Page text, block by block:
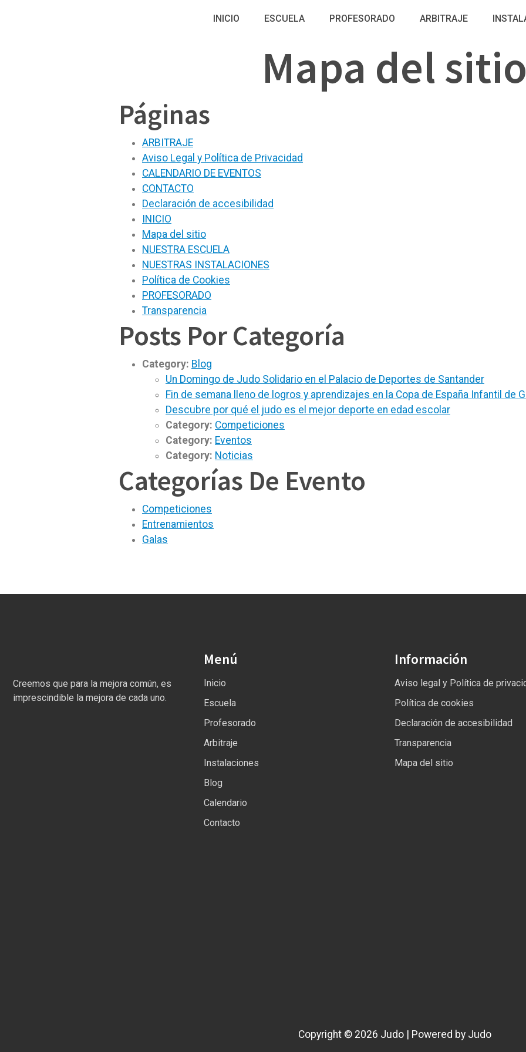
INICIO ESCUELA PROFESORADO ARBITRAJE
Mapa del sitio
Páginas
ARBITRAJE
Aviso Legal y Política de Privacidad
CALENDARIO DE EVENTOS
CONTACTO
Declaración de accesibilidad
INICIO
Mapa del sitio
NUESTRA ESCUELA
NUESTRAS INSTALACIONES
Política de Cookies
PROFESORADO
Transparencia
Posts Por Categoría
Category: Blog
Un Domingo de Judo Solidario en el Palacio de Deportes de Santander
Fin de semana lleno de logros y aprendizajes en la Copa de España Infantil de
Descubre por qué el judo es el mejor deporte en edad escolar
Category: Competiciones
Category: Eventos
Category: Noticias
Categorías De Evento
Competiciones
Entrenamientos
Galas
Creemos que para la mejora común, es
imprescindible la mejora de cada uno.
Menú
Inicio
Escuela
Profesorado
Arbitraje
Instalaciones
Blog
Calendario
Contacto
Información
Aviso legal y Política de
Política de cookies
Declaración de accesibilidad
Transparencia
Mapa del sitio
Copyright © 2026 Judo | Powered by Judo